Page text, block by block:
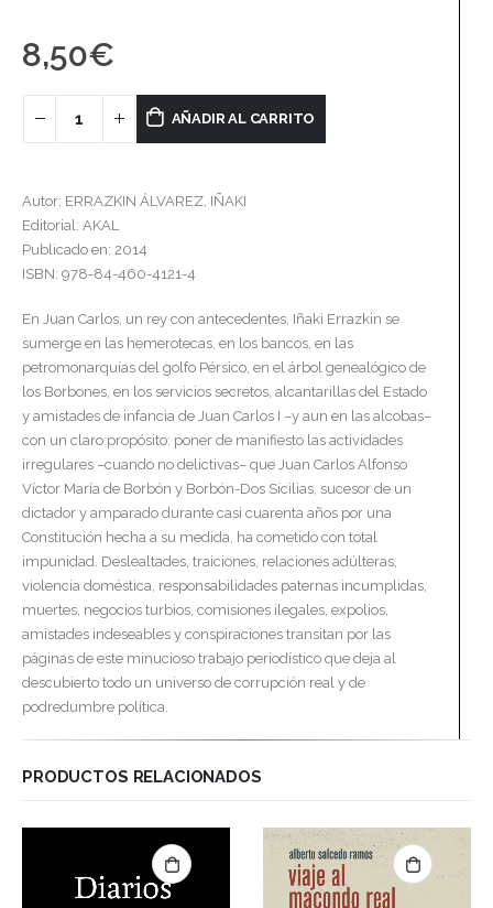
8,50€
AÑADIR AL CARRITO
Autor: ERRAZKIN ÁLVAREZ, IÑAKI
Editorial: AKAL
Publicado en: 2014
ISBN: 978-84-460-4121-4
En Juan Carlos, un rey con antecedentes, Iñaki Errazkin se
sumerge en las hemerotecas, en los bancos, en las
petromonarquías del golfo Pérsico, en el árbol genealógico de
los Borbones, en los servicios secretos, alcantarillas del Estado
y amistades de infancia de Juan Carlos I –y aun en las alcobas–
con un claro propósito: poner de manifiesto las actividades
irregulares –cuando no delictivas– que Juan Carlos Alfonso
Víctor María de Borbón y Borbón-Dos Sicilias, sucesor de un
dictador y amparado durante casi cuarenta años por una
Constitución hecha a su medida, ha cometido con total
impunidad. Deslealtades, traiciones, relaciones adúlteras,
violencia doméstica, responsabilidades paternas incumplidas,
muertes, negocios turbios, comisiones ilegales, expolios,
amistades indeseables y conspiraciones transitan por las
páginas de este minucioso trabajo periodístico que deja al
descubierto todo un universo de corrupción real y de
podredumbre política.
PRODUCTOS RELACIONADOS